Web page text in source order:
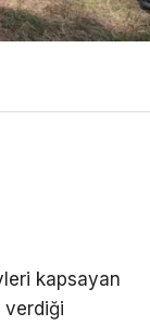
kapsayan
verdiği